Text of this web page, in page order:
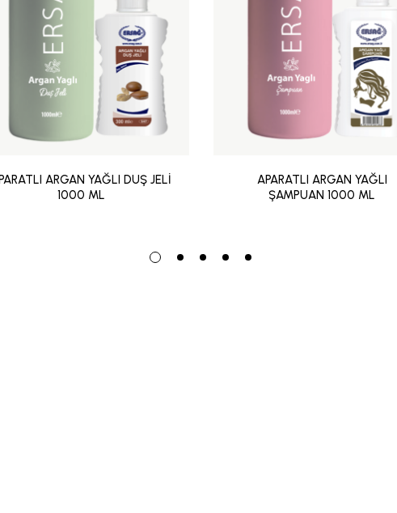
ARGAN YAĞLI DUŞ JELİ
1000 ML
APARATLI ARGAN YAĞLI
ŞAMPUAN 1000 ML